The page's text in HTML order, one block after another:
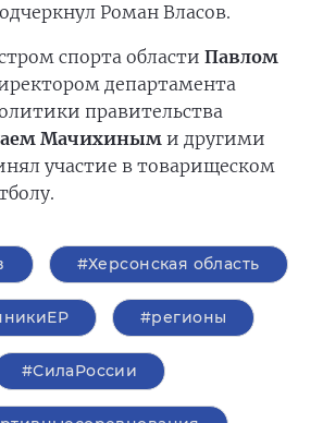
Роман Власов.
спорта области Павлом
департамента
правительства
Мачихиным и другими
участие в товарищеском
#Херсонская область
#регионы
#СилаРоссии